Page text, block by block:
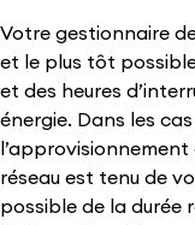
Votre gestionnaire
et le plus tôt
et des heures
énergie. Dans les
réseau est tenu de
possible de la durée